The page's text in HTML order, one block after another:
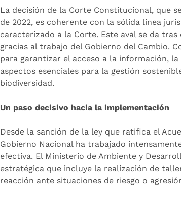
La decisión de la Corte Constitucional, que
de 2022, es coherente con la sólida línea
caracterizado a la Corte. Este aval se da
gracias al trabajo del Gobierno del Cambio.
para garantizar el acceso a la información,
aspectos esenciales para la gestión
biodiversidad.
Un paso decisivo hacia la implementación
Desde la sanción de la ley que ratifica el
Gobierno Nacional ha trabajado
efectiva. El Ministerio de Ambiente y
estratégica que incluye la realización de
reacción ante situaciones de riesgo o